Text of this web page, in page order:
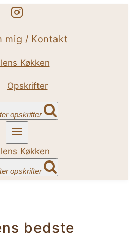
mig / Kontakt
Opskrifter
opskrifter
opskrifter
bedste